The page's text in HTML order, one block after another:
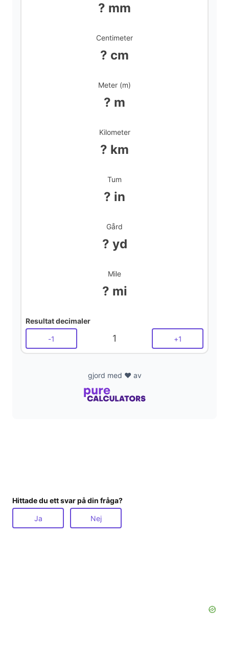
? mm
Centimeter
? cm
Meter (m)
? m
Kilometer
? km
Tum
? in
Gård
? yd
Mile
? mi
Resultat decimaler
-1 1 +1
gjord med ❤️ av
Hittade du ett svar på din fråga?
Ja Nej